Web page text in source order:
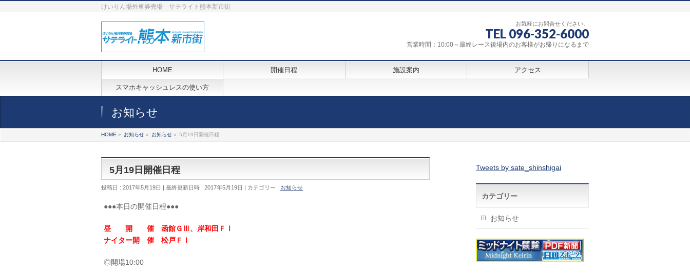
けいりん場外車券売場 サテライト熊本新市街
お気軽にお問合せください。
TEL 096-352-6000
営業時間：10:00～最終レース後場内のお客様がお帰りになるまで
HOME 開催日程 施設案内 アクセス
スマホキャッシュレスの使い方
お知らせ
HOME » お知らせ » お知らせ » 5月19日開催日程
5月19日開催日程
投稿日 : 2017年5月19日 最終更新日時 : 2017年5月19日 カテゴリー : お知らせ
●●●本日の開催日程●●●
昼 開 催 函館ＧⅢ、岸和田ＦⅠ
ナイター開 催 松戸ＦⅠ
◎開場10:00
Tweets by sate_shinshigai
カテゴリー
お知らせ